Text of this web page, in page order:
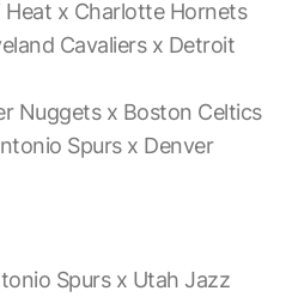
x Charlotte Hornets
Cavaliers x Detroit
Nuggets x Boston Celtics
Spurs x Denver
Spurs x Utah Jazz